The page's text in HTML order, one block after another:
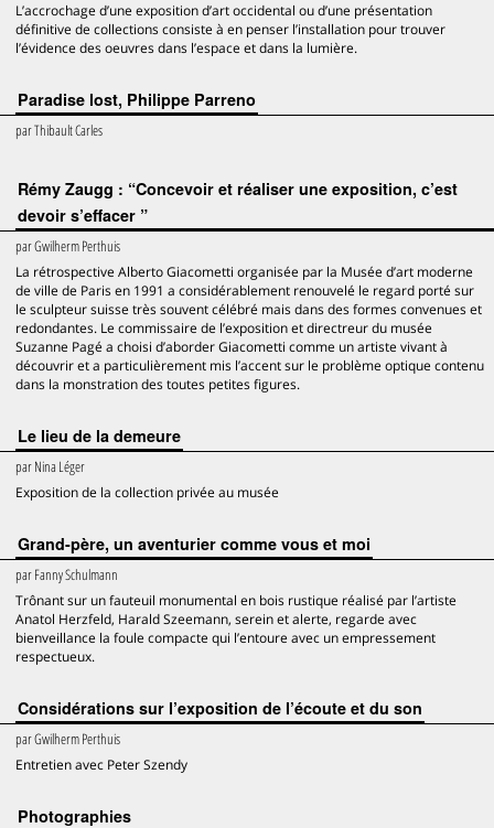
L’accrochage d’une exposition d’art occidental ou d’une présentation
définitive de collections consiste à en penser l’installation pour trouver
l’évidence des oeuvres dans l’espace et dans la lumière.
Paradise lost, Philippe Parreno
parThibault Carles
Rémy Zaugg : “Concevoir et réaliser une exposition, c’est
devoir s’effacer ”
parGwilherm Perthuis
La rétrospective Alberto Giacometti organisée par la Musée d’art moderne
de ville de Paris en 1991 a considérablement renouvelé le regard porté sur
le sculpteur suisse très souvent célébré mais dans des formes convenues et
redondantes. Le commissaire de l’exposition et directreur du musée
Suzanne Pagé a choisi d’aborder Giacometti comme un artiste vivant à
découvrir et a particulièrement mis l’accent sur le problème optique contenu
dans la monstration des toutes petites figures.
Le lieu de la demeure
parNina Léger
Exposition de la collection privée au musée
Grand-père, un aventurier comme vous et moi
parFanny Schulmann
Trônant sur un fauteuil monumental en bois rustique réalisé par l’artiste
Anatol Herzfeld, Harald Szeemann, serein et alerte, regarde avec
bienveillance la foule compacte qui l’entoure avec un empressement
respectueux.
Considérations sur l’exposition de l’écoute et du son
parGwilherm Perthuis
Entretien avec Peter Szendy
Photographies